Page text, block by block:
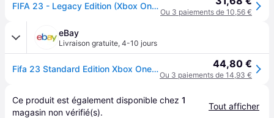
FIFA 23 - Legacy Edition (Xbox One) - Neuf
Ou 3 paiements de 10,56 €
eBay
Livraison gratuite, 4-10 jours
Fifa 23 Standard Edition Xbox One English Xbox One Standa (microsoft Xbox One) 44,80 €
Ou 3 paiements de 14,93 €
Ce produit est également disponible chez 1
magasin non vérifié(s).
Tout afficher